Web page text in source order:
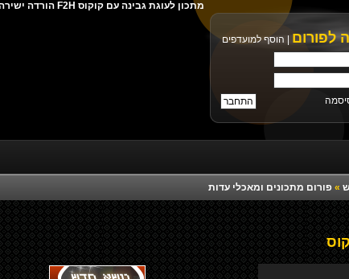
לפורום
הוסף למועדפים
מתכון לעוגת גבינה עם קוקוס F2H הורדה ישירה מילים צלצול פלייבק רמיקס יוטיוב
» פורום מתכונים ומאכלי עדות